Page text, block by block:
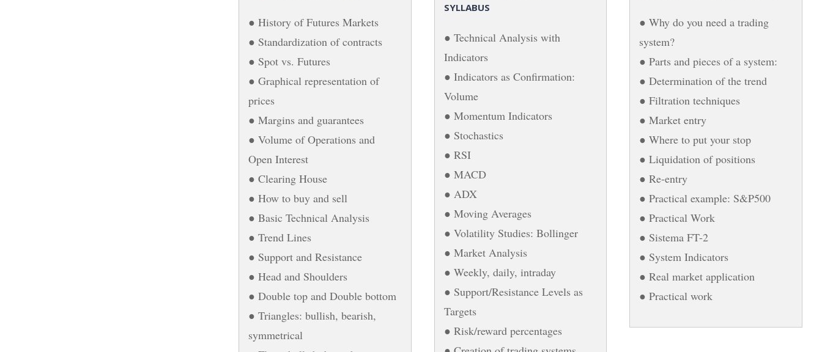
● History of Futures Markets
● Standardization of contracts
● Spot vs. Futures
● Graphical representation of
prices
● Margins and guarantees
● Volume of Operations and
Open Interest
● Clearing House
● How to buy and sell
● Basic Technical Analysis
● Trend Lines
● Support and Resistance
● Head and Shoulders
● Double top and Double bottom
● Triangles: bullish, bearish,
symmetrical
SYLLABUS
● Technical Analysis with
Indicators
● Indicators as Confirmation:
Volume
● Momentum Indicators
● Stochastics
● RSI
● MACD
● ADX
● Moving Averages
● Volatility Studies: Bollinger
● Market Analysis
● Weekly, daily, intraday
● Support/Resistance Levels as
Targets
● Risk/reward percentages
● Why do you need a trading
system?
● Parts and pieces of a system:
● Determination of the trend
● Filtration techniques
● Market entry
● Where to put your stop
● Liquidation of positions
● Re-entry
● Practical example: S&P500
● Practical Work
● Sistema FT-2
● System Indicators
● Real market application
● Practical work